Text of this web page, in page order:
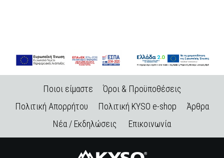
Ποιοι είμαστε
Όροι & Προϋποθέσεις
Πολιτική Απορρήτου
Πολιτική KYSO e-shop
Άρθρα
Νέα / Εκδηλώσεις
Επικοινωνία